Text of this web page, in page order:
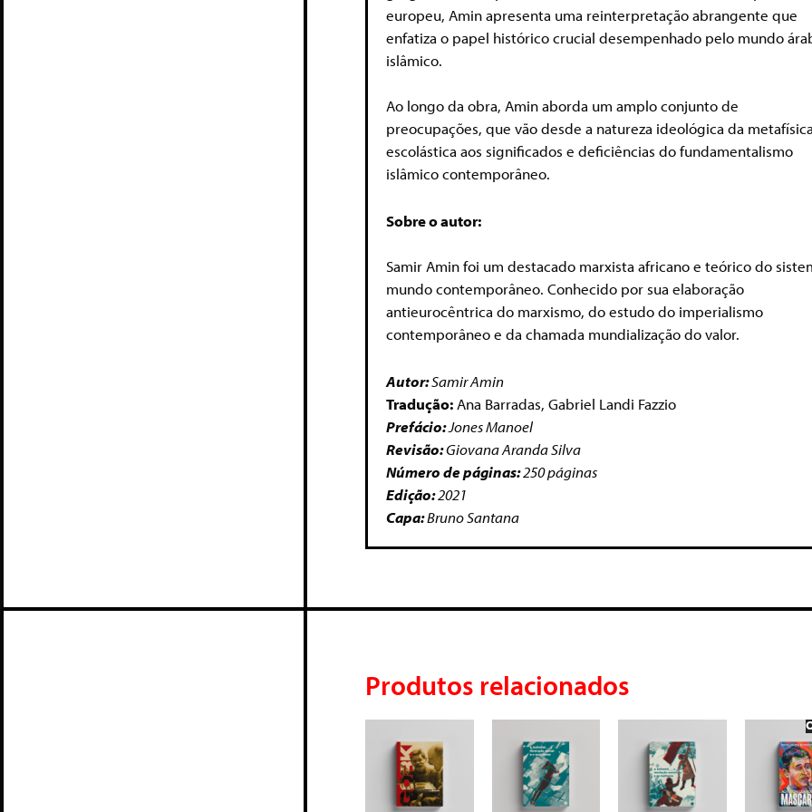
europeu, Amin apresenta uma reinterpretação abrangente que
enfatiza o papel histórico crucial desempenhado pelo mundo
islâmico.
Ao longo da obra, Amin aborda um amplo conjunto de
preocupações, que vão desde a natureza ideológica da metafísica
escolástica aos significados e deficiências do fundamentalismo
islâmico contemporâneo.
Sobre o autor:
Samir Amin foi um destacado marxista africano e teórico do
mundo contemporâneo. Conhecido por sua elaboração
antieurocêntrica do marxismo, do estudo do imperialismo
contemporâneo e da chamada mundialização do valor.
Autor:Samir Amin
Tradução: Ana Barradas, Gabriel Landi Fazzio
Prefácio:Jones Manoel
Revisão:Giovana Aranda Silva
Número de páginas:250 páginas
Edição:2021
Capa:Bruno Santana
Produtos relacionados